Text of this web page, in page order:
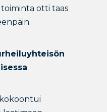
otti taas